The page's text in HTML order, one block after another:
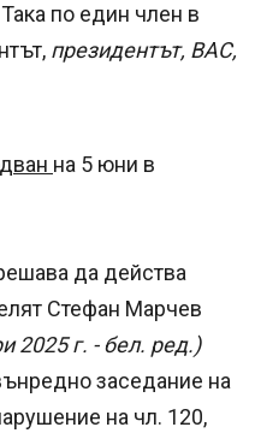
по един член в
президентът, ВАС,
на 5 юни в
да действа
Стефан Марчев
2025 г. - бел. ред.)
заседание на
на чл. 120,